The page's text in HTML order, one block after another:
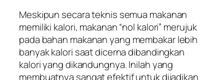
Meskipun secara teknis semua makanan
memiliki kalori, makanan “nol kalori” merujuk
pada bahan makanan yang membakar lebih
banyak kalori saat dicerna dibandingkan
kalori yang dikandungnya. Inilah yang
membuatnya sangat efektif untuk dijadikan